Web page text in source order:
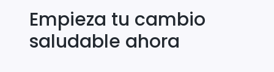
Empieza tu cambio
saludable ahora